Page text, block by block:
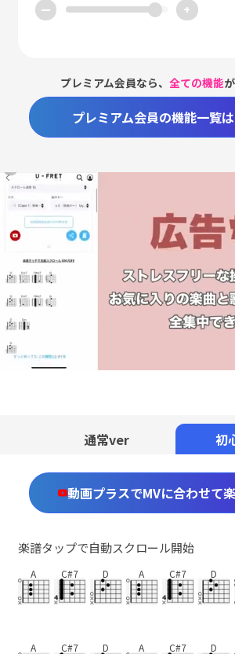
ー +
プレミアム会員なら、全ての機能
プレミアム会員の機能一覧
通常ver 初
動画プラスでMVに合わせて
楽譜タップで自動スクロール開始
A C#7 D A C#7 D
A C#7 D A C#7 D